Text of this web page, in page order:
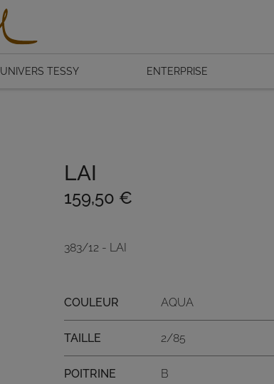
UNIVERS TESSY ENTERPRISE
LAI
159,50 €
383/12 - LAI
Couleur
Taille
Poitrine
COULEUR AQUA
TAILLE 2/85
POITRINE B